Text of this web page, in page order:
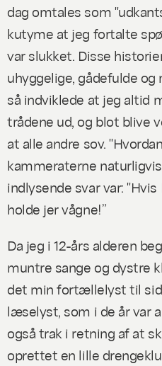
dag omtales som
kutyme at jeg fortalte
var slukket. Disse
uhyggelige, gådefulde
så indviklede at jeg altid
trådene ud, og blot blive
at alle andre sov.
kammeraterne
indlysende svar var:
holde jer vågne!”
Da jeg i 12-års alderen
muntre sange og dystre
det min fortællelyst til
læselyst, som i de år var
også trak i retning af at
oprettet en lille